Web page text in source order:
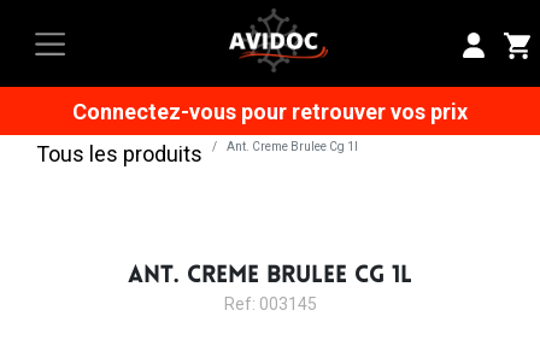
Connectez-vous pour retrouver vos prix
Tous les produits
Ant. Creme Brulee Cg 1l
ANT. CREME BRULEE CG 1L
Ref: 003145